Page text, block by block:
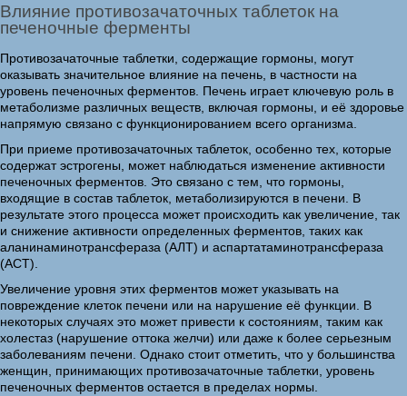
Влияние противозачаточных таблеток на
печеночные ферменты
Противозачаточные таблетки, содержащие гормоны, могут
оказывать значительное влияние на печень, в частности на
уровень печеночных ферментов. Печень играет ключевую роль в
метаболизме различных веществ, включая гормоны, и её здоровье
напрямую связано с функционированием всего организма.
При приеме противозачаточных таблеток, особенно тех, которые
содержат эстрогены, может наблюдаться изменение активности
печеночных ферментов. Это связано с тем, что гормоны,
входящие в состав таблеток, метаболизируются в печени. В
результате этого процесса может происходить как увеличение, так
и снижение активности определенных ферментов, таких как
аланинаминотрансфераза (АЛТ) и аспартатаминотрансфераза
(АСТ).
Увеличение уровня этих ферментов может указывать на
повреждение клеток печени или на нарушение её функции. В
некоторых случаях это может привести к состояниям, таким как
холестаз (нарушение оттока желчи) или даже к более серьезным
заболеваниям печени. Однако стоит отметить, что у большинства
женщин, принимающих противозачаточные таблетки, уровень
печеночных ферментов остается в пределах нормы.